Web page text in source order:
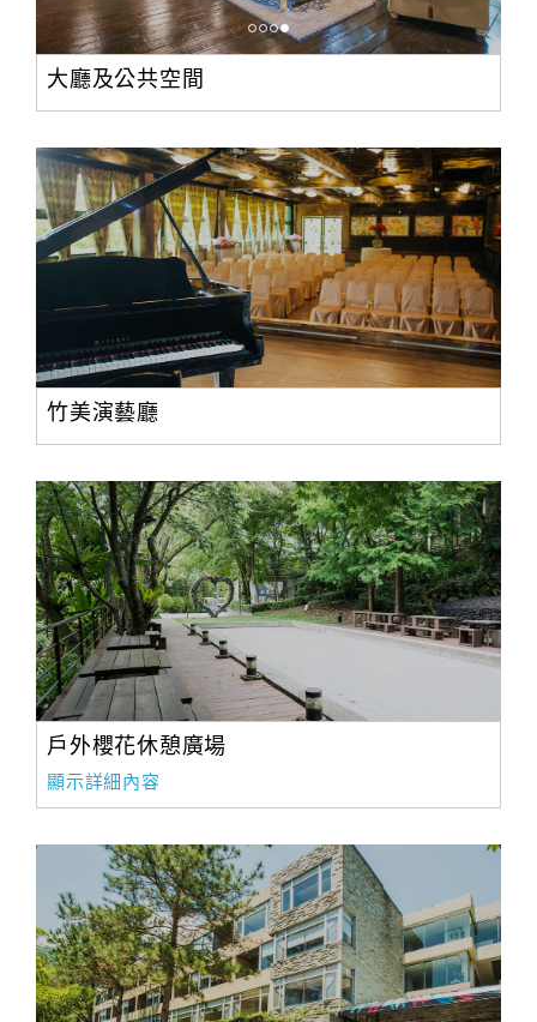
案
飯
店
合
作
合
旅
伴
計
劃
商
品
宣
大廳及公共空間
竹美演藝廳
戶外櫻花休憩廣場
顯示詳細內容